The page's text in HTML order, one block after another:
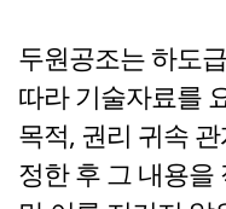
두원공조는 하도
따라 기술자료를
목적, 권리 귀속
정한 후 그 내용을